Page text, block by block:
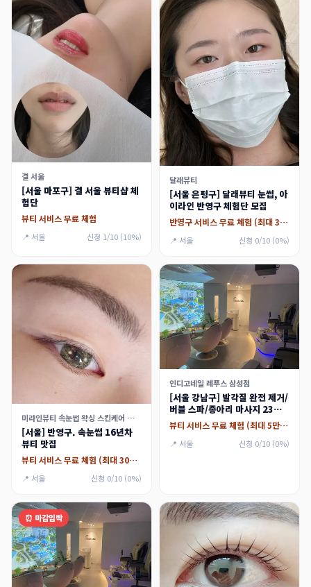
결 서울
[서울 마포구] 결 서울 뷰티샵 체
험단
뷰티 서비스 무료 체험
📍 서울 신청 1/10 (10%)
달래뷰티
[서울 은평구] 달래뷰티 눈썹, 아
이라인 반영구 체험단 모집
반영구 서비스 무료 체험 (최대 30만원)
📍 서울 신청 0/10 (0%)
미라인뷰티 속눈썹 왁싱 스킨케어 가산점
[서울] 반영구. 속눈썹 16년차
뷰티 맛집
뷰티 서비스 무료 체험 (최대 30만원)
📍 서울 신청 0/10 (0%)
인디고네일 레푸스 삼성점
[서울 강남구] 발각질 완전 제거/
버블 스파/종아리 마사지 23만
원 상당 (대리체험가능) 체험단
모집
뷰티 서비스 무료 체험 (최대 5만원)
📍 서울 신청 0/10 (0%)
⏰ 마감임박